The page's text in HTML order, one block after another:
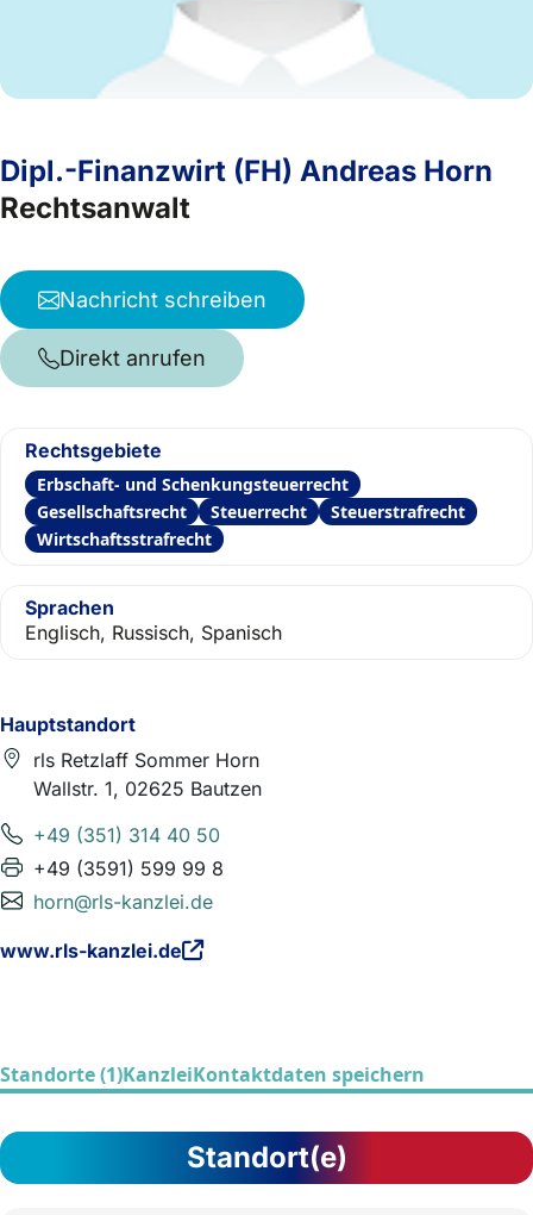
Hauptstandort
rls Retzlaff Sommer Horn
Wallstr. 1, 02625 Bautzen
+49 (351) 314 40 50
+49 (3591) 599 99 8
horn@rls-kanzlei.de
www.rls-kanzlei.de
Dipl.-Finanzwirt (FH) Andreas Horn
Rechtsanwalt
Nachricht schreiben
Direkt anrufen
Rechtsgebiete
Erbschaft- und Schenkungsteuerrecht
Gesellschaftsrecht
Steuerrecht
Steuerstrafrecht
Wirtschaftsstrafrecht
Sprachen
Englisch, Russisch, Spanisch
Standorte (1)KanzleiKontaktdaten speichern
Standort(e)